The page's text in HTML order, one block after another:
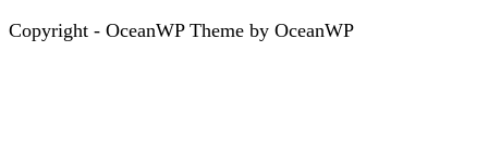
Copyright - OceanWP Theme by OceanWP